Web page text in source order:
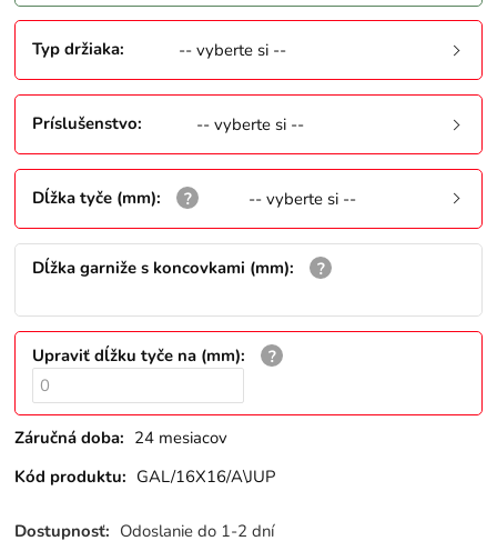
Typ držiaka: -- vyberte si --
Príslušenstvo: -- vyberte si --
Dĺžka tyče (mm): -- vyberte si --
Dĺžka garniže s koncovkami (mm):
Upraviť dĺžku tyče na (mm):
Záručná doba: 24 mesiacov
Kód produktu: GAL/16X16/A\JUP
Dostupnosť: Odoslanie do 1-2 dní